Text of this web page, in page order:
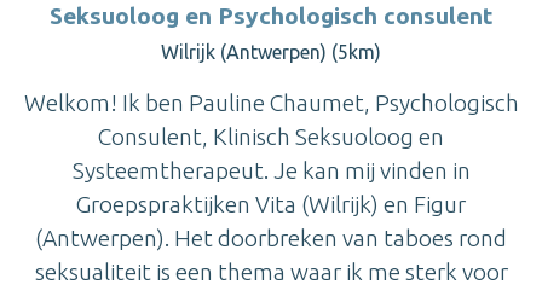
Seksuoloog en Psychologisch consulent
Wilrijk (Antwerpen) (5km)
Welkom! Ik ben Pauline Chaumet, Psychologisch
Consulent, Klinisch Seksuoloog en
Systeemtherapeut. Je kan mij vinden in
Groepspraktijken Vita (Wilrijk) en Figur
(Antwerpen). Het doorbreken van taboes rond
seksualiteit is een thema waar ik me sterk voor